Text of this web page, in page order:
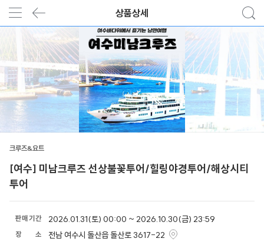
상품상세
크루즈&요트
[여수] 미남크루즈 선상불꽃투어/힐링야경투어/해상시티
투어
판매 기간 2026.01.31(토) 00:00 ~ 2026.10.30(금) 23:59
장 소 전남 여수시 돌산읍 돌산로 3617-22